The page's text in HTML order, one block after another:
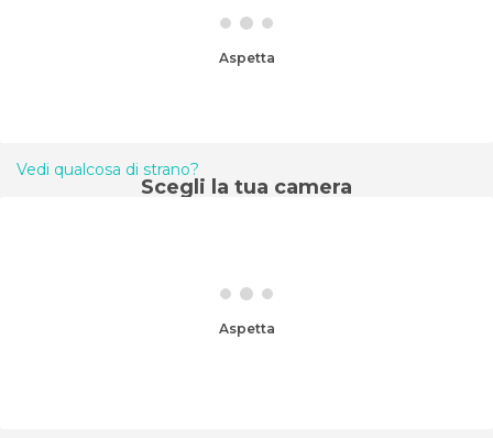
Aspetta
Vedi qualcosa di strano?
Scegli la tua camera
Aspetta